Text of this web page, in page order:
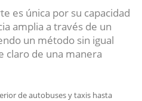
es única por su capacidad
amplia a través de un
un método sin igual
claro de una manera
de autobuses y taxis hasta